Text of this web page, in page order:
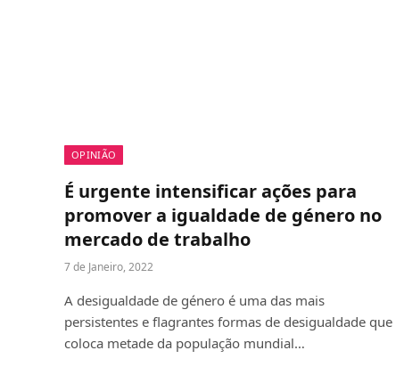
OPINIÃO
É urgente intensificar ações para
promover a igualdade de género no
mercado de trabalho
7 de Janeiro, 2022
A desigualdade de género é uma das mais
persistentes e flagrantes formas de desigualdade que
coloca metade da população mundial…